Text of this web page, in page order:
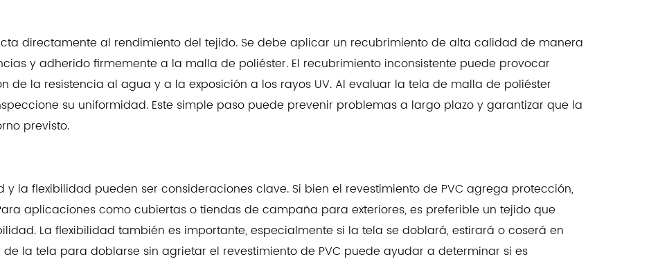
directamente al rendimiento del tejido. Se debe aplicar un recubrimiento de alta calidad de manera
y adherido firmemente a la malla de poliéster. El recubrimiento inconsistente puede provocar
de la resistencia al agua y a la exposición a los rayos UV. Al evaluar la tela de malla de poliéster
su uniformidad. Este simple paso puede prevenir problemas a largo plazo y garantizar que la
previsto.
la flexibilidad pueden ser consideraciones clave. Si bien el revestimiento de PVC agrega protección,
aplicaciones como cubiertas o tiendas de campaña para exteriores, es preferible un tejido que
La flexibilidad también es importante, especialmente si la tela se doblará, estirará o coserá en
la tela para doblarse sin agrietar el revestimiento de PVC puede ayudar a determinar si es